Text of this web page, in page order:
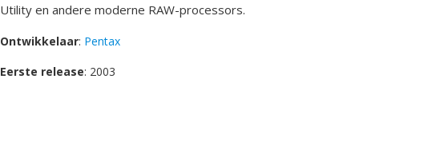
Utility en andere moderne RAW-processors.
Ontwikkelaar: Pentax
Eerste release: 2003